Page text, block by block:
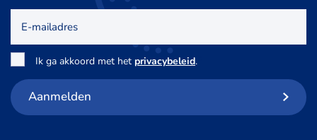
mailadres
Toestemming
Ik ga akkoord met het privacybeleid.
Aanmelden